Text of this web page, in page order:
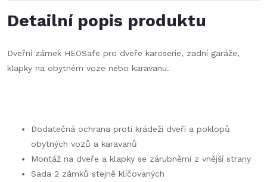
Detailní popis produktu
Dveřní zámek HEOSafe pro dveře karoserie, zadní garáže,
klapky na obytném voze nebo karavanu.
Dodatečná ochrana proti krádeži dveří a poklopů
obytných vozů a karavanů
Montáž na dveře a klapky se zárubněmi z vnější strany
Sada 2 zámků stejně klíčovaných